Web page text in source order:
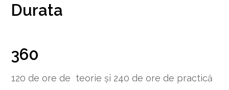
Durata
360
120 de ore de teorie și 240 de ore de practică